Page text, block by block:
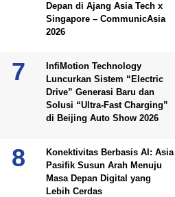
Depan di Ajang Asia Tech x
Singapore – CommunicAsia
2026
InfiMotion Technology
Luncurkan Sistem “Electric
Drive” Generasi Baru dan
Solusi “Ultra-Fast Charging”
di Beijing Auto Show 2026
Konektivitas Berbasis AI: Asia
Pasifik Susun Arah Menuju
Masa Depan Digital yang
Lebih Cerdas